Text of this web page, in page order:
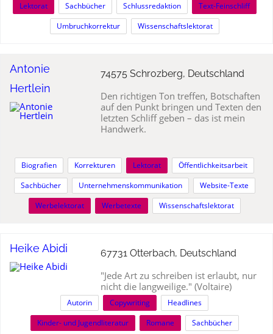
Lektorat
Sachbücher Schlussredaktion
Text-Feinschliff
Umbruchkorrektur
Wissenschaftslektorat
Antonie
Hertlein
74575 Schrozberg, Deutschland
Den richtigen Ton treffen, Botschaften
auf den Punkt bringen und Texten den
letzten Schliff geben – das ist mein
Handwerk.
Biografien Korrekturen Lektorat
Öffentlichkeitsarbeit
Sachbücher
Unternehmenskommunikation
Website-Texte
Werbelektorat
Werbetexte Wissenschaftslektorat
Heike Abidi 67731 Otterbach, Deutschland
"Jede Art zu schreiben ist erlaubt, nur
nicht die langweilige." (Voltaire)
Autorin Copywriting
Headlines
Kinder- und Jugendliteratur
Romane Sachbücher